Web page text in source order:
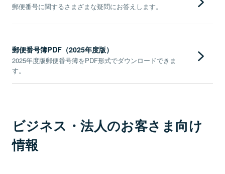
郵便番号に関するさまざまな疑問にお答えします。
郵便番号簿PDF（2025年度版）
2025年度版郵便番号簿をPDF形式でダウンロードできま
す。
ビジネス・法人のお客さま向け
情報